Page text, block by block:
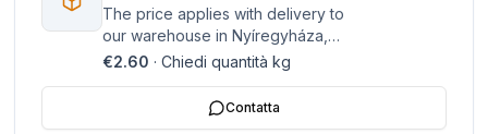
The price applies with delivery to
our warehouse in Nyíregyháza,
Hungary. Please contact us if you
and quantity, and please include
certificates and information on
€2.60 ·Chiedi quantità kg
Contatta